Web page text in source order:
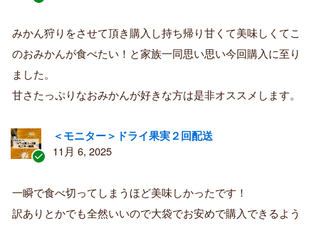
証
済
み
購
者
みかん狩りをさせて頂き購入し持ち帰り甘くて美味しくてこ
のおみかんが食べたい！と家族一同思い思い今回購入に至り
ました。
甘さたっぷりなおみかんが好きな方は是非オススメします。
証
済
み
＜モニター＞ドライ果実２回配送
11月 6, 2025
一瞬で食べ切ってしまうほど美味しかったです！
訳ありとかでも全然いいので大袋でお安めで購入できるよう